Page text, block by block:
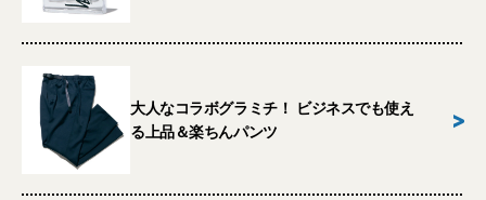
大人なコラボグラミチ！ ビジネスでも使え
る上品＆楽ちんパンツ
>